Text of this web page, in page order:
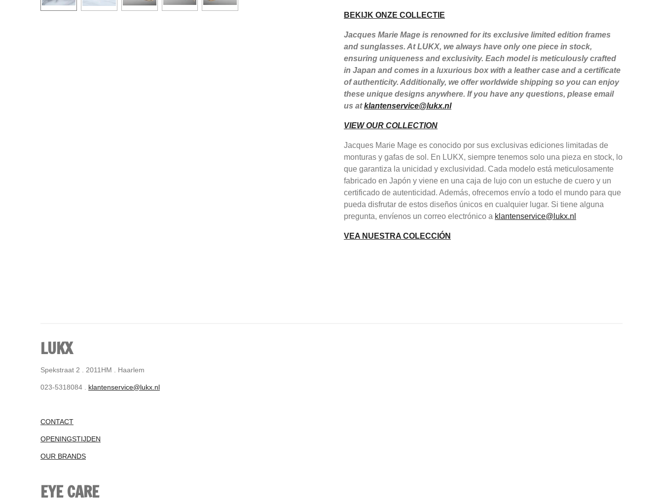
BEKIJK ONZE COLLECTIE
Jacques Marie Mage is renowned for its exclusive limited edition frames
and sunglasses. At LUKX, we always have only one piece in stock,
ensuring uniqueness and exclusivity. Each model is meticulously crafted
in Japan and comes in a luxurious box with a leather case and a certificate
of authenticity. Additionally, we offer worldwide shipping so you can enjoy
these unique designs anywhere. If you have any questions, please email
us atklantenservice@lukx.nl
VIEW OUR COLLECTION
Jacques Marie Mage es conocido por sus exclusivas ediciones limitadas de
monturas y gafas de sol. En LUKX, siempre tenemos solo una pieza en stock, lo
que garantiza la unicidad y exclusividad. Cada modelo está meticulosamente
fabricado en Japón y viene en una caja de lujo con un estuche de cuero y un
certificado de autenticidad. Además, ofrecemos envío a todo el mundo para que
pueda disfrutar de estos diseños únicos en cualquier lugar. Si tiene alguna
pregunta, envíenos un correo electrónico a klantenservice@lukx.nl
VEA NUESTRA COLECCIÓN
LUKX
Spekstraat 2 . 2011HM . Haarlem
023-5318084 . klantenservice@lukx.nl
CONTACT
OPENINGSTIJDEN
OUR BRANDS
EYE CARE